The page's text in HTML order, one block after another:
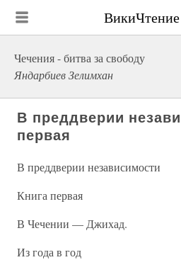
ВикиЧтение
Чечения - битва за свободу
Яндарбиев Зелимхан
В преддверии
первая
В преддверии независимости
Книга первая
В Чечении — Джихад.
Из года в год